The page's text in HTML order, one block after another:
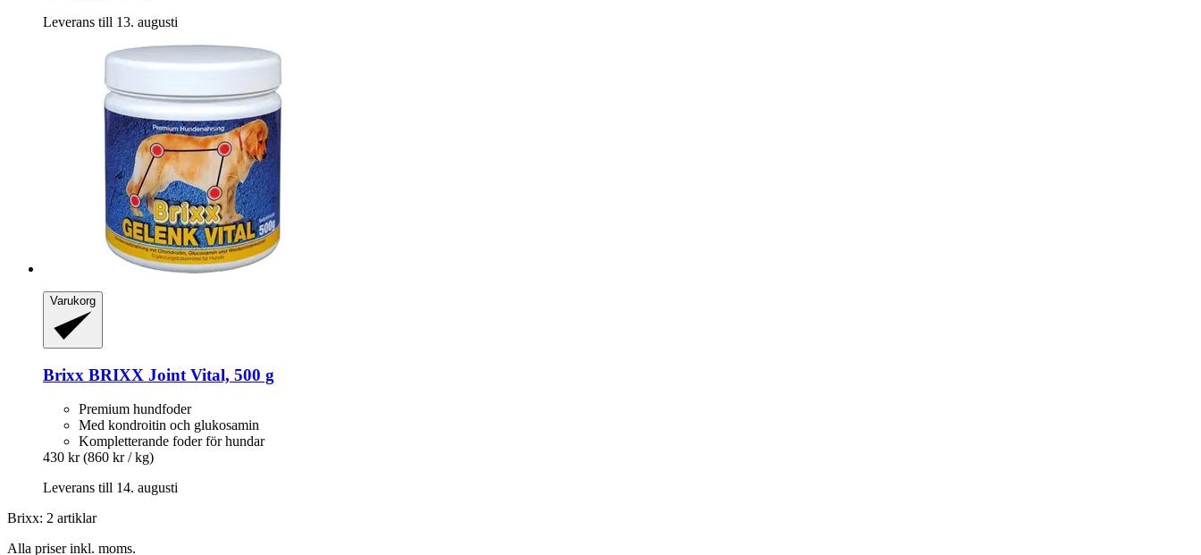
Leverans till 13. augusti
Varukorg
Brixx BRIXX Joint Vital, 500 g
Premium hundfoder
Med kondroitin och glukosamin
Kompletterande foder för hundar
430 kr (860 kr / kg)
Leverans till 14. augusti
Brixx: 2 artiklar
Alla priser inkl. moms.